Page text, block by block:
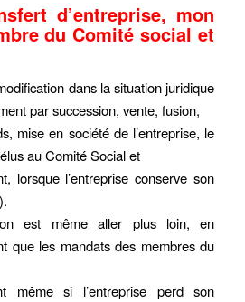
d’entreprise, mon
du Comité social et
dans la situation juridique
par succession, vente, fusion,
mise en société de l’entreprise, le
au Comité Social et
lorsque l’entreprise conserve son
est même aller plus loin, en
que les mandats des membres du
même si l’entreprise perd son